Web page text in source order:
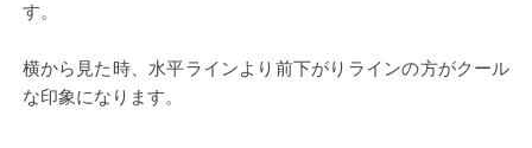
す。
横から見た時、水平ラインより前下がりラインの方がクール
な印象になります。